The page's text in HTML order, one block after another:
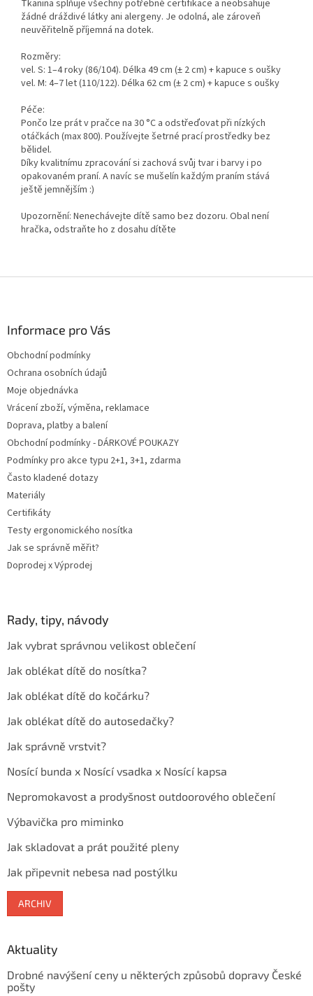
Tkanina splňuje všechny potřebné certifikace a neobsahuje
žádné dráždivé látky ani alergeny. Je odolná, ale zároveň
neuvěřitelně příjemná na dotek.
Rozměry:
vel. S: 1–4 roky (86/104). Délka 49 cm (± 2 cm) + kapuce s oušky
vel. M: 4–7 let (110/122). Délka 62 cm (± 2 cm) + kapuce s oušky
Péče:
Pončo lze prát v pračce na 30 °C a odstřeďovat při nízkých
otáčkách (max 800). Používejte šetrné prací prostředky bez
bělidel.
Díky kvalitnímu zpracování si zachová svůj tvar i barvy i po
opakovaném praní. A navíc se mušelín každým praním stává
ještě jemnějším :)
Upozornění: Nenechávejte dítě samo bez dozoru. Obal není
hračka, odstraňte ho z dosahu dítěte
Informace pro Vás
Obchodní podmínky
Ochrana osobních údajů
Moje objednávka
Vrácení zboží, výměna, reklamace
Doprava, platby a balení
Obchodní podmínky - DÁRKOVÉ POUKAZY
Podmínky pro akce typu 2+1, 3+1, zdarma
Často kladené dotazy
Materiály
Certifikáty
Testy ergonomického nosítka
Jak se správně měřit?
Doprodej x Výprodej
Rady, tipy, návody
Jak vybrat správnou velikost oblečení
Jak oblékat dítě do nosítka?
Jak oblékat dítě do kočárku?
Jak oblékat dítě do autosedačky?
Jak správně vrstvit?
Nosící bunda x Nosící vsadka x Nosící kapsa
Nepromokavost a prodyšnost outdoorového oblečení
Výbavička pro miminko
Jak skladovat a prát použité pleny
Jak připevnit nebesa nad postýlku
ARCHIV
Aktuality
Drobné navýšení ceny u některých způsobů dopravy České
pošty